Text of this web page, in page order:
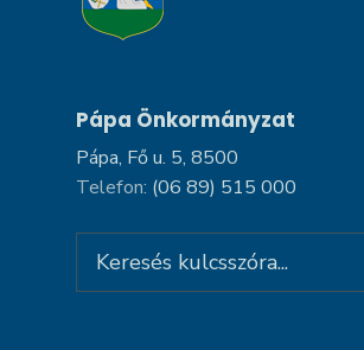
Pápa Önkormányzat
Pápa, Fő u. 5, 8500
Telefon: (06 89) 515 000
for: